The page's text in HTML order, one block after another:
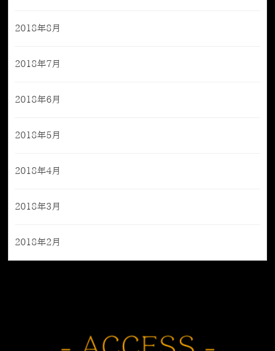
2018年8月
2018年7月
2018年6月
2018年5月
2018年4月
2018年3月
2018年2月